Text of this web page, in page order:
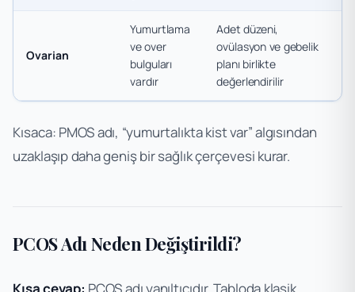
Ovarian
Yumurtlama
ve over
bulguları
vardır
Adet düzeni,
ovülasyon ve gebelik
planı birlikte
değerlendirilir
Kısaca: PMOS adı, “yumurtalıkta kist var” algısından
uzaklaşıp daha geniş bir sağlık çerçevesi kurar.
PCOS Adı Neden Değiştirildi?
Kısa cevap: PCOS adı yanıltıcıdır. Tabloda klasik